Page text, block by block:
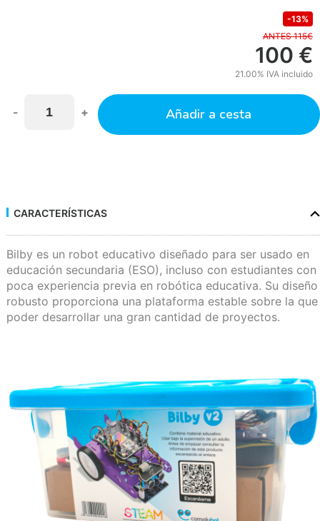
-13%
ANTES 115€
100 €
21.00% IVA incluido
- + Añadir a cesta
CARACTERÍSTICAS
Bilby es un robot educativo diseñado para ser usado en
educación secundaria (ESO), incluso con estudiantes con
poca experiencia previa en robótica educativa. Su diseño
robusto proporciona una plataforma estable sobre la que
poder desarrollar una gran cantidad de proyectos.